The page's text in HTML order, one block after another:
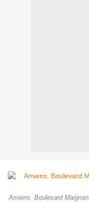
Amiens. Boulevard